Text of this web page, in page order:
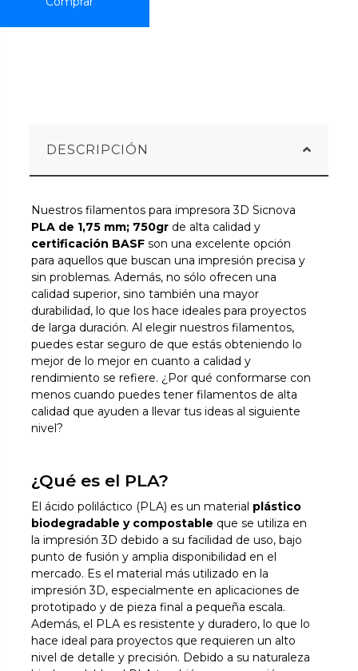
DESCRIPCIÓN
Nuestros filamentos para impresora 3D Sicnova
PLA de 1,75 mm; 750gr de alta calidad y
certificación BASF son una excelente opción
para aquellos que buscan una impresión precisa y
sin problemas. Además, no sólo ofrecen una
calidad superior, sino también una mayor
durabilidad, lo que los hace ideales para proyectos
de larga duración. Al elegir nuestros filamentos,
puedes estar seguro de que estás obteniendo lo
mejor de lo mejor en cuanto a calidad y
rendimiento se refiere. ¿Por qué conformarse con
menos cuando puedes tener filamentos de alta
calidad que ayuden a llevar tus ideas al siguiente
nivel?
¿Qué es el PLA?
El ácido poliláctico (PLA) es un material plástico
biodegradable y compostable que se utiliza en
la impresión 3D debido a su facilidad de uso, bajo
punto de fusión y amplia disponibilidad en el
mercado. Es el material más utilizado en la
impresión 3D, especialmente en aplicaciones de
prototipado y de pieza final a pequeña escala.
Además, el PLA es resistente y duradero, lo que lo
hace ideal para proyectos que requieren un alto
nivel de detalle y precisión. Debido a su naturaleza